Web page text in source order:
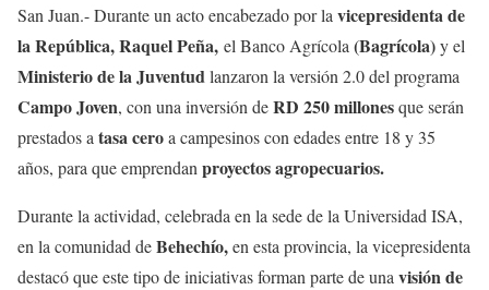
San Juan.- Durante un acto encabezado por la vicepresidenta de
la República, Raquel Peña, el Banco Agrícola (Bagrícola)y el
Ministerio de la Juventudlanzaron la versión 2.0 del programa
Campo Joven, con una inversión deRD 250 millonesque serán
prestados a tasa ceroa campesinos con edades entre 18 y 35
años, para que emprendan proyectos agropecuarios.
Durante la actividad, celebrada en la sede de la Universidad ISA,
en la comunidad deBehechío,en esta provincia, la vicepresidenta
destacó que este tipo de iniciativas forman parte de una visión de